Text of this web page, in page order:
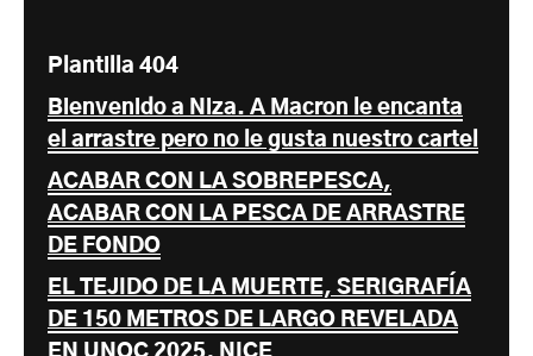
Plantilla 404
Bienvenido a Niza. A Macron le encanta
el arrastre pero no le gusta nuestro cartel
ACABAR CON LA SOBREPESCA,
ACABAR CON LA PESCA DE ARRASTRE
DE FONDO
EL TEJIDO DE LA MUERTE, SERIGRAFÍA
DE 150 METROS DE LARGO REVELADA